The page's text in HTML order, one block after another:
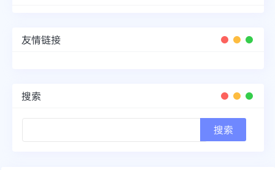
友情链接
搜索